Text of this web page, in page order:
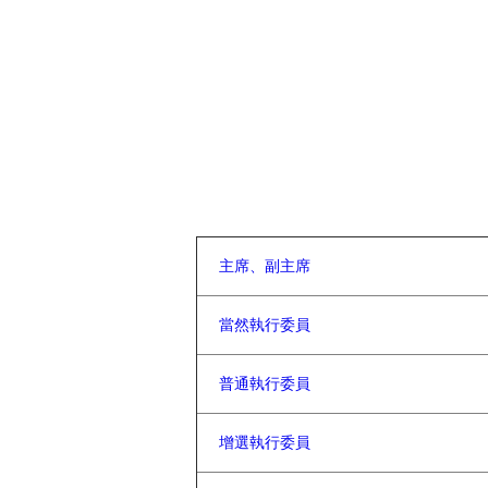
主席、副主席
當然執行委員
普通執行委員
增選執行委員